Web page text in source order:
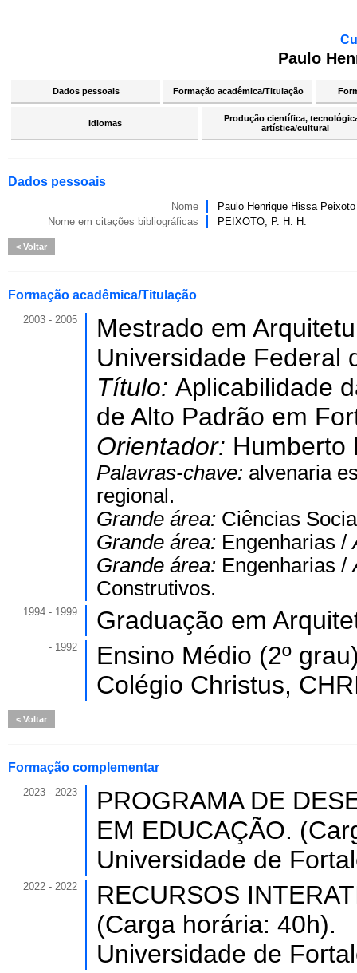
Paulo
Dados pessoais Formação acadêmica/Titulação
Idiomas
Produção científica,
artística/cultural
Dados pessoais
Nome
Paulo Henrique Hissa Peixoto
Nome em citações bibliográficas
PEIXOTO, P. H. H.
Voltar
Formação acadêmica/Titulação
2003 - 2005
Mestrado em
Universidade Federal
Título: Aplicabilidade
de Alto Padrão em
Orientador: Humberto
Palavras-chave: alvenaria
regional.
Grande área: Ciências
Grande área: Engenharias /
Grande área: Engenharias /
Construtivos.
1994 - 1999 Graduação em
- 1992
Ensino Médio (2º
Colégio Christus,
Voltar
Formação complementar
2023 - 2023
PROGRAMA DE
EM EDUCAÇÃO.
Universidade de
2022 - 2022
RECURSOS
(Carga horária: 40h).
Universidade de